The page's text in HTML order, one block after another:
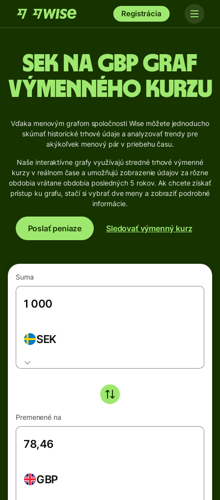
Registrácia
SEK na GBP Graf
výmenného kurzu
Vďaka menovým grafom spoločnosti Wise môžete jednoducho
skúmať historické trhové údaje a analyzovať trendy pre
akýkoľvek menový pár v priebehu času.
Naše interaktívne grafy využívajú stredné trhové výmenné
kurzy v reálnom čase a umožňujú zobrazenie údajov za rôzne
obdobia vrátane obdobia posledných 5 rokov. Ak chcete získať
prístup ku grafu, stačí si vybrať dve meny a zobraziť podrobné
informácie.
Poslať peniaze Sledovať výmenný kurz
Suma
SEK
Premenené na
GBP